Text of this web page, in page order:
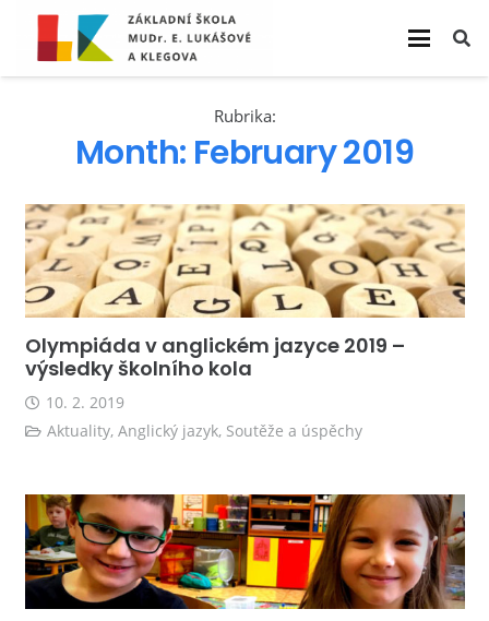
Rubrika:
Month: February 2019
Olympiáda v anglickém jazyce 2019 –
výsledky školního kola
10. 2. 2019
Aktuality, Anglický jazyk, Soutěže a úspěchy